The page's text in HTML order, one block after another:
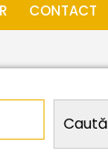
CONTACT
Caută